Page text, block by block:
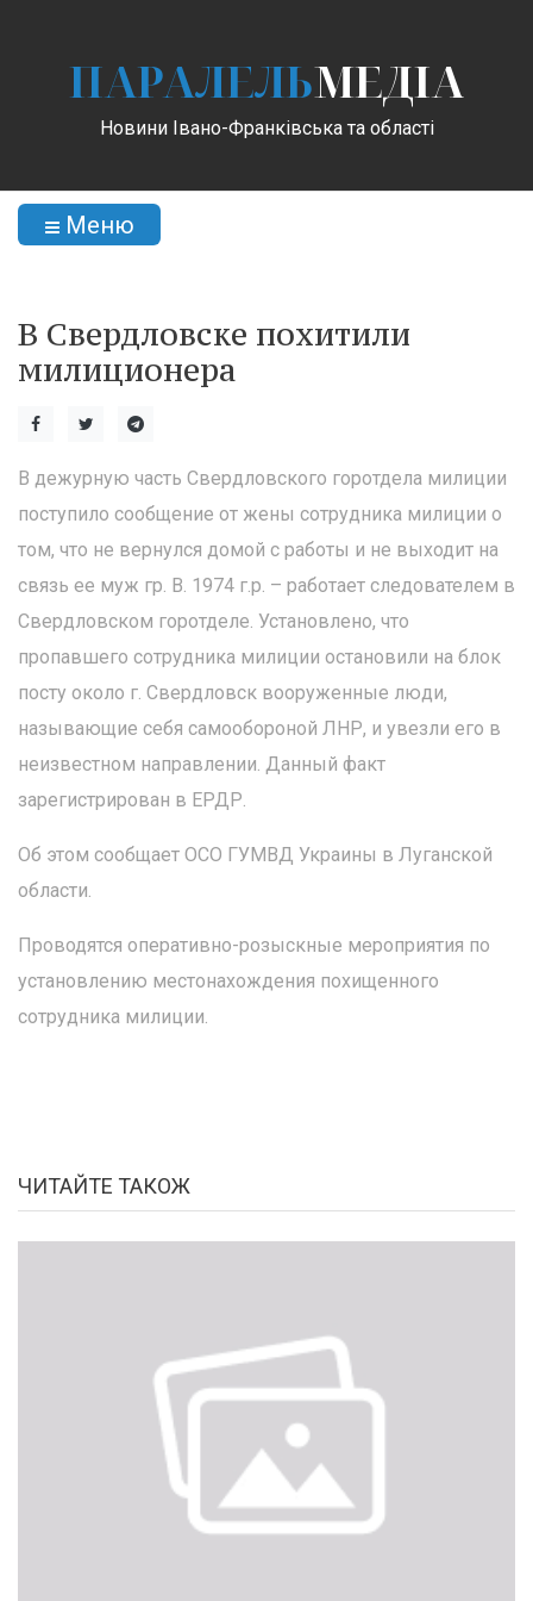
ПАРАЛЕЛЬМЕДІА
Новини Івано-Франківська та області
Меню
В Свердловске похитили
милиционера
В дежурную часть Свердловского горотдела милиции
поступило сообщение от жены сотрудника милиции о
том, что не вернулся домой с работы и не выходит на
связь ее муж гр. В. 1974 г.р. – работает следователем в
Свердловском горотделе. Установлено, что
пропавшего сотрудника милиции остановили на блок
посту около г. Свердловск вооруженные люди,
называющие себя самообороной ЛНР, и увезли его в
неизвестном направлении. Данный факт
зарегистрирован в ЕРДР.
Об этом сообщает ОСО ГУМВД Украины в Луганской
области.
Проводятся оперативно-розыскные мероприятия по
установлению местонахождения похищенного
сотрудника милиции.
ЧИТАЙТЕ ТАКОЖ